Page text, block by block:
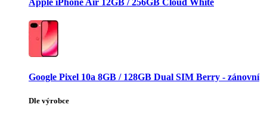
Google Pixel 10a 8GB / 128GB Dual SIM Berry - zánovní
Dle výrobce